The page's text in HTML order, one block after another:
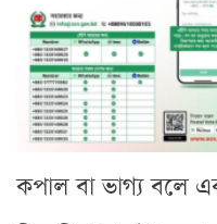
কপাল বা ভাগ্য বলে